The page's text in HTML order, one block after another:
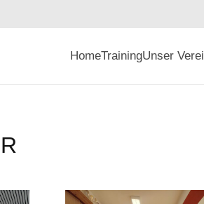
HomeTrainingUnser